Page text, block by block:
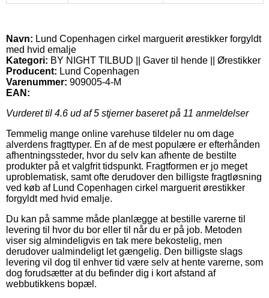
Navn: Lund Copenhagen cirkel marguerit ørestikker forgyldt
med hvid emalje
Kategori: BY NIGHT TILBUD || Gaver til hende || Ørestikker
Producent: Lund Copenhagen
Varenummer: 909005-4-M
EAN:
Vurderet til 4.6 ud af 5 stjerner baseret på 11 anmeldelser
Temmelig mange online varehuse tildeler nu om dage
alverdens fragttyper. En af de mest populære er efterhånden
afhentningssteder, hvor du selv kan afhente de bestilte
produkter på et valgfrit tidspunkt. Fragtformen er jo meget
uproblematisk, samt ofte derudover den billigste fragtløsning
ved køb af Lund Copenhagen cirkel marguerit ørestikker
forgyldt med hvid emalje.
Du kan på samme måde planlægge at bestille varerne til
levering til hvor du bor eller til når du er på job. Metoden
viser sig almindeligvis en tak mere bekostelig, men
derudover ualmindeligt let gængelig. Den billigste slags
levering vil dog til enhver tid være selv at hente varerne, som
dog forudsætter at du befinder dig i kort afstand af
webbutikkens bopæl.